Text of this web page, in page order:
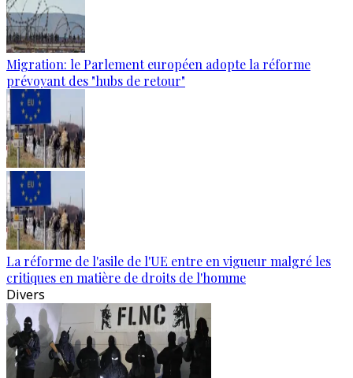
Migration: le Parlement européen adopte la réforme
prévoyant des "hubs de retour"
La réforme de l'asile de l'UE entre en vigueur malgré les
critiques en matière de droits de l'homme
Divers